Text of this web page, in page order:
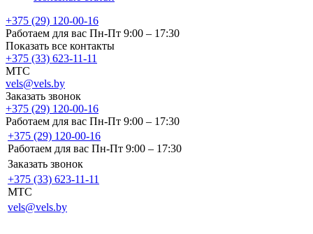
+375 (29) 120-00-16
Работаем для вас Пн-Пт 9:00 – 17:30
Показать все контакты
+375 (33) 623-11-11
MTC
vels@vels.by
Заказать звонок
+375 (29) 120-00-16
Работаем для вас Пн-Пт 9:00 – 17:30
+375 (29) 120-00-16
Работаем для вас Пн-Пт 9:00 – 17:30
Заказать звонок
+375 (33) 623-11-11
MTC
vels@vels.by